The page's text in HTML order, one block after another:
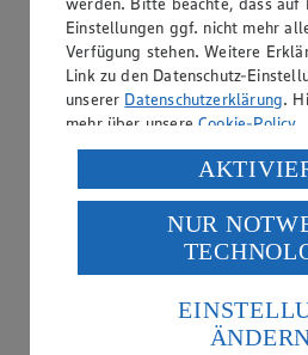
Einstellungen ggf. nicht mehr
Verfügung stehen. Weitere
Link zu den Datenschutz-
unserer Datenschutzerklärung.
mehr über unsereCookie-Policy.
Verarbeitung deiner
USA durch Facebook und
Wenn du auf „Aktivieren“
des Art. 49 Abs. 1 Satz 1 lit. a)
Daten in den USA verarbeitet
die USA als Land mit einem nach
Standards nicht angemessenen
Es besteht das Risiko eines
NUR